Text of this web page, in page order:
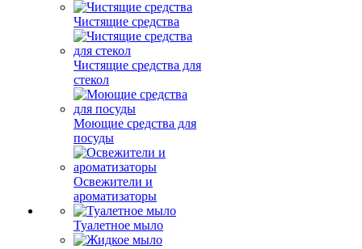
Чистящие средства
Чистящие средства для
стекол
Моющие средства для
посуды
Освежители и
ароматизаторы
Туалетное мыло